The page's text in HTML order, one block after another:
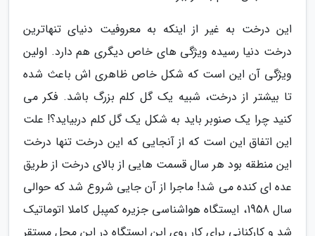
این درخت به غیر از اینکه به معروفیت دنیای تنهاترین
درخت دنیا رسیده ویژگی های خاص دیگری هم دارد. اولین
ویژگی آن این است که شکل خاص ظاهری اش باعث شده
تا بیشتر از درخت، شبیه یک گل کلم بزرگ باشد. فکر می
کنید چرا یک صنوبر باید به شکل یک گل کلم دربیاید؟! علت
این اتفاق این است که از آنجایی که این درخت تنها درخت
این منطقه بود هر سال قسمت هایی از بالای درخت از طریق
عده ای کنده می شد! ماجرا از آن جایی شروع شد که حوالی
سال 1958، ایستگاه هواشناسی جزیره کمپبل کاملا اتوماتیک
شد و کارکنانی برای کار روی این ایستگاه در این محل مستقر